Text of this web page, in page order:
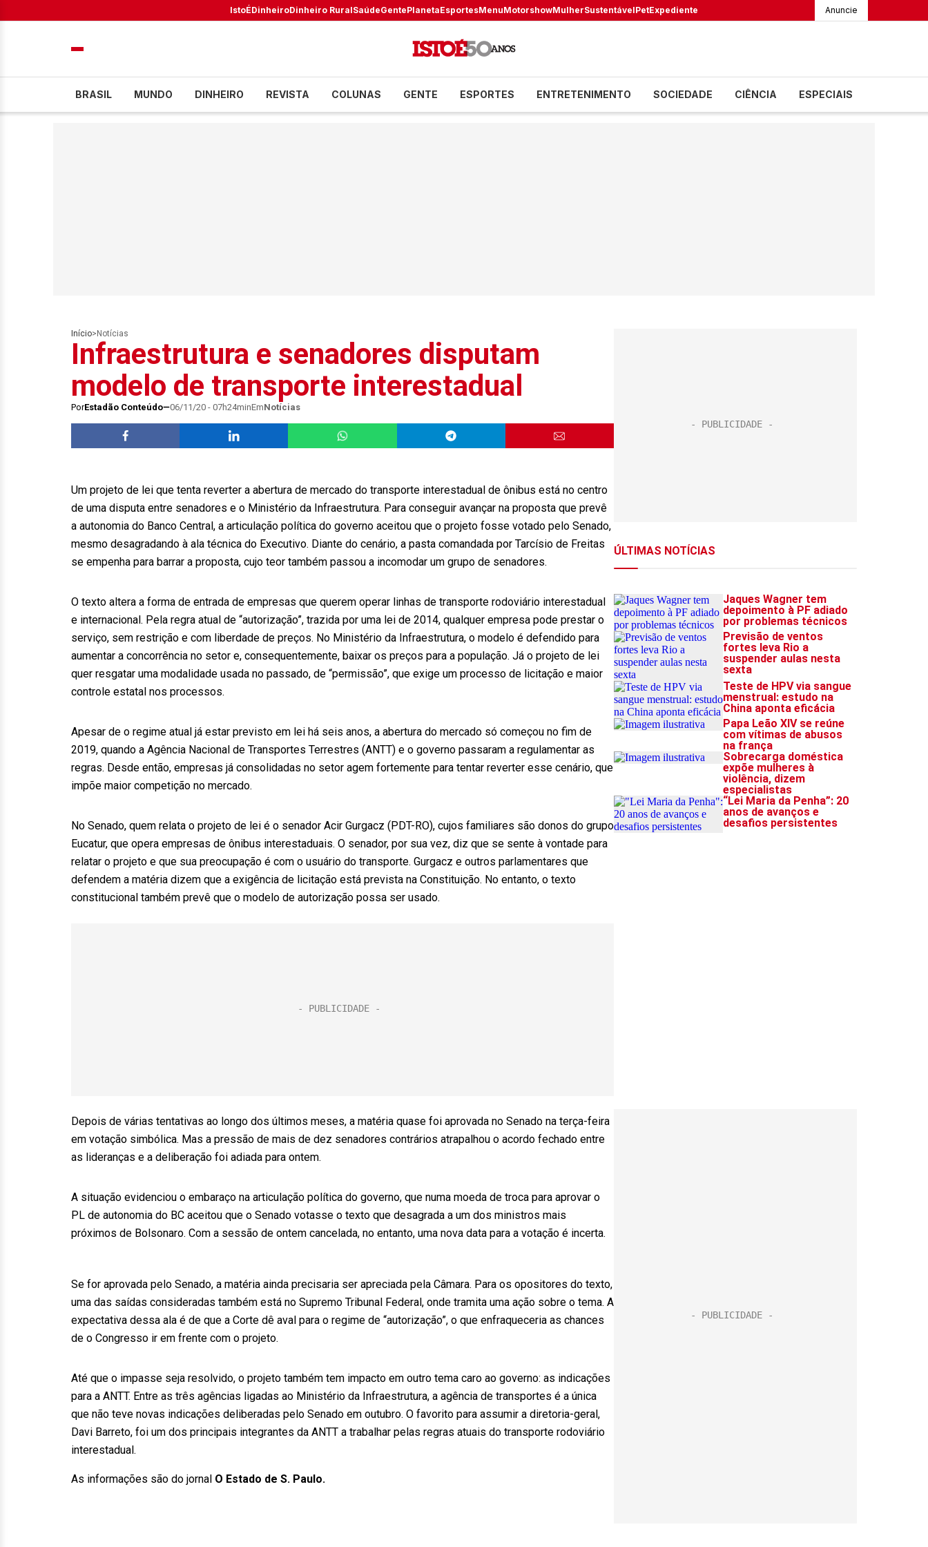
IstoÉDinheiroDinheiro RuralSaúdeGentePlanetaEsportesMenuMotorshowMulherSustentávelPetExpediente Anuncie
BRASIL MUNDO DINHEIRO REVISTA COLUNAS GENTE ESPORTES ENTRETENIMENTO SOCIEDADE CIÊNCIA ESPECIAIS
Início> Notícias
Infraestrutura e senadores disputam
modelo de transporte interestadual
PorEstadão Conteúdo 06/11/20 - 07h24minEmNotícias
Um projeto de lei que tenta reverter a abertura de mercado do transporte interestadual de ônibus está no centro
de uma disputa entre senadores e o Ministério da Infraestrutura. Para conseguir avançar na proposta que prevê
a autonomia do Banco Central, a articulação política do governo aceitou que o projeto fosse votado pelo Senado,
mesmo desagradando à ala técnica do Executivo. Diante do cenário, a pasta comandada por Tarcísio de Freitas
se empenha para barrar a proposta, cujo teor também passou a incomodar um grupo de senadores.
O texto altera a forma de entrada de empresas que querem operar linhas de transporte rodoviário interestadual
e internacional. Pela regra atual de “autorização”, trazida por uma lei de 2014, qualquer empresa pode prestar o
serviço, sem restrição e com liberdade de preços. No Ministério da Infraestrutura, o modelo é defendido para
aumentar a concorrência no setor e, consequentemente, baixar os preços para a população. Já o projeto de lei
quer resgatar uma modalidade usada no passado, de “permissão”, que exige um processo de licitação e maior
controle estatal nos processos.
Apesar de o regime atual já estar previsto em lei há seis anos, a abertura do mercado só começou no fim de
2019, quando a Agência Nacional de Transportes Terrestres (ANTT) e o governo passaram a regulamentar as
regras. Desde então, empresas já consolidadas no setor agem fortemente para tentar reverter esse cenário, que
impõe maior competição no mercado.
No Senado, quem relata o projeto de lei é o senador Acir Gurgacz (PDT-RO), cujos familiares são donos do grupo
Eucatur, que opera empresas de ônibus interestaduais. O senador, por sua vez, diz que se sente à vontade para
relatar o projeto e que sua preocupação é com o usuário do transporte. Gurgacz e outros parlamentares que
defendem a matéria dizem que a exigência de licitação está prevista na Constituição. No entanto, o texto
constitucional também prevê que o modelo de autorização possa ser usado.
Depois de várias tentativas ao longo dos últimos meses, a matéria quase foi aprovada no Senado na terça-feira
em votação simbólica. Mas a pressão de mais de dez senadores contrários atrapalhou o acordo fechado entre
as lideranças e a deliberação foi adiada para ontem.
A situação evidenciou o embaraço na articulação política do governo, que numa moeda de troca para aprovar o
PL de autonomia do BC aceitou que o Senado votasse o texto que desagrada a um dos ministros mais
próximos de Bolsonaro. Com a sessão de ontem cancelada, no entanto, uma nova data para a votação é incerta.
Se for aprovada pelo Senado, a matéria ainda precisaria ser apreciada pela Câmara. Para os opositores do texto,
uma das saídas consideradas também está no Supremo Tribunal Federal, onde tramita uma ação sobre o tema. A
expectativa dessa ala é de que a Corte dê aval para o regime de “autorização”, o que enfraqueceria as chances
de o Congresso ir em frente com o projeto.
Até que o impasse seja resolvido, o projeto também tem impacto em outro tema caro ao governo: as indicações
para a ANTT. Entre as três agências ligadas ao Ministério da Infraestrutura, a agência de transportes é a única
que não teve novas indicações deliberadas pelo Senado em outubro. O favorito para assumir a diretoria-geral,
Davi Barreto, foi um dos principais integrantes da ANTT a trabalhar pelas regras atuais do transporte rodoviário
interestadual.
As informações são do jornal O Estado de S. Paulo.